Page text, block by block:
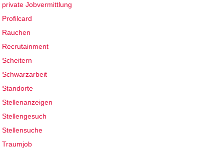
private Jobvermittlung
Profilcard
Rauchen
Recrutainment
Scheitern
Schwarzarbeit
Standorte
Stellenanzeigen
Stellengesuch
Stellensuche
Traumjob